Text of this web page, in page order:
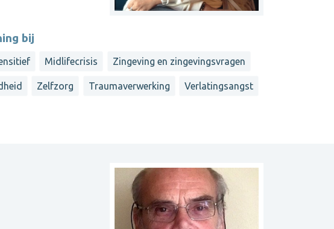
bij
Midlifecrisis Zingeving en zingevingsvragen
Zelfzorg Traumaverwerking Verlatingsangst